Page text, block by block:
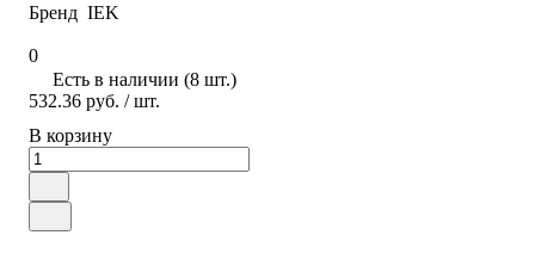
Бренд IEK
0
Есть в наличии (8 шт.)
532.36 руб. / шт.
В корзину